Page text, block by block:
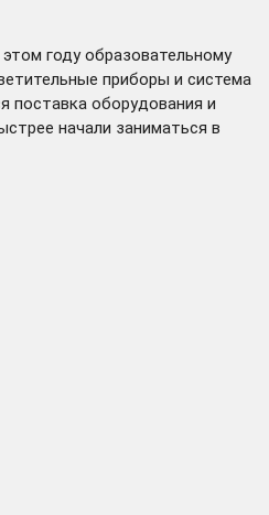
году образовательному
приборы и система
поставка оборудования и
начали заниматься в